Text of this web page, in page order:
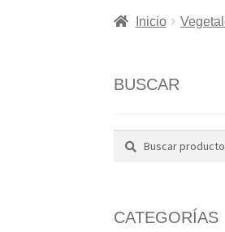
Inicio
BUSCAR
Buscar
por:
Buscar
CATEGORÍAS